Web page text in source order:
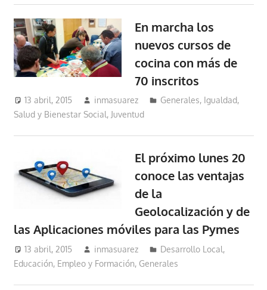
En marcha los
nuevos cursos de
cocina con más de
70 inscritos
13 abril, 2015 inmasuarez Generales, Igualdad,
Salud y Bienestar Social, Juventud
El próximo lunes 20
conoce las ventajas
de la
Geolocalización y de
las Aplicaciones móviles para las Pymes
13 abril, 2015 inmasuarez Desarrollo Local,
Educación, Empleo y Formación, Generales